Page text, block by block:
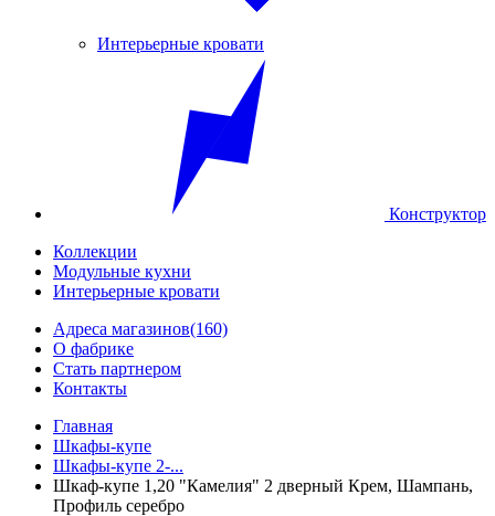
Интерьерные кровати
Конструктор
Коллекции
Модульные кухни
Интерьерные кровати
Адреса магазинов(160)
О фабрике
Стать партнером
Контакты
Главная
Шкафы-купе
Шкафы-купе 2-...
Шкаф-купе 1,20 "Камелия" 2 дверный Крем, Шампань,
Профиль серебро